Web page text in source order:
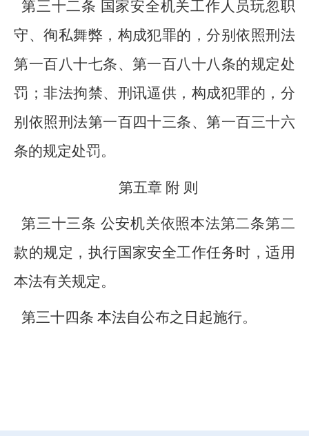
第三十二条 国家安全机关工作人员玩忽职
守、徇私舞弊，构成犯罪的，分别依照刑法
第一百八十七条、第一百八十八条的规定处
罚；非法拘禁、刑讯逼供，构成犯罪的，分
别依照刑法第一百四十三条、第一百三十六
条的规定处罚。
第五章 附 则
第三十三条 公安机关依照本法第二条第二
款的规定，执行国家安全工作任务时，适用
本法有关规定。
第三十四条 本法自公布之日起施行。